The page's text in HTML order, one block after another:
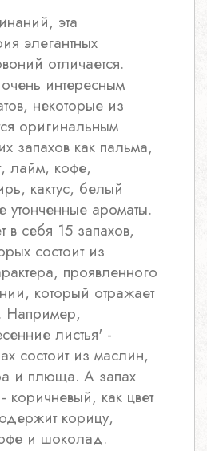
эта
элегантных
отличается.
интересным
некоторые из
оригинальным
запахов как пальма,
лайм, кофе,
кактус, белый
утонченные ароматы.
в себя 15 запахов,
состоит из
проявленного
который отражает
Например,
листья' -
состоит из маслин,
и плюща. А запах
как цвет
корицу,
и шоколад.